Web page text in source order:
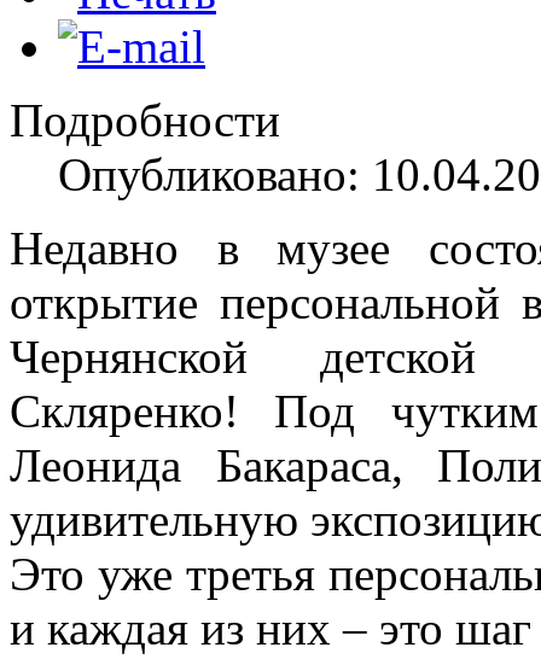
Подробности
Опубликовано:
Недавно в музее
открытие персональной
Чернянской
Скляренко! Под чутким
Леонида Бакараса,
удивительную
Это уже третья
и каждая из них – это